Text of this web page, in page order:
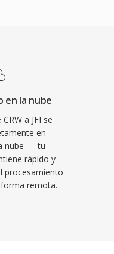
en la nube
a JFI se
en
nube — tu
rápido y
procesamiento
remota.